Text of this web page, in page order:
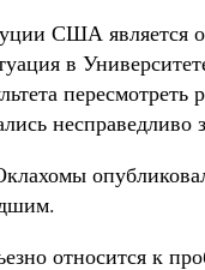
США является
в
пересмотреть
относится к